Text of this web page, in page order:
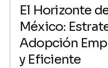
El Horizonte
México:
Adopción
y Eficiente